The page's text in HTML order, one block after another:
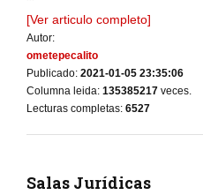
[Ver articulo completo]
Autor:
ometepecalito
Publicado: 2021-01-05 23:35:06
Columna leida: 135385217 veces.
Lecturas completas: 6527
Salas Jurídicas